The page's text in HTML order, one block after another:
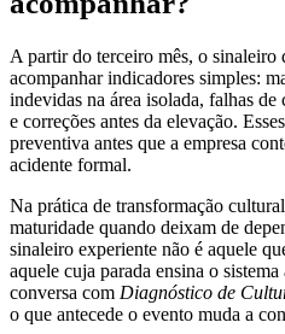
A partir do terceiro mês, o sinaleiro
acompanhar indicadores simples:
indevidas na área isolada, falhas
e correções antes da elevação.
preventiva antes que a empresa
acidente formal.
Na prática de transformação
maturidade quando deixam de
sinaleiro experiente não é aquele
aquele cuja parada ensina o
conversa com Diagnóstico de
o que antecede o evento muda a